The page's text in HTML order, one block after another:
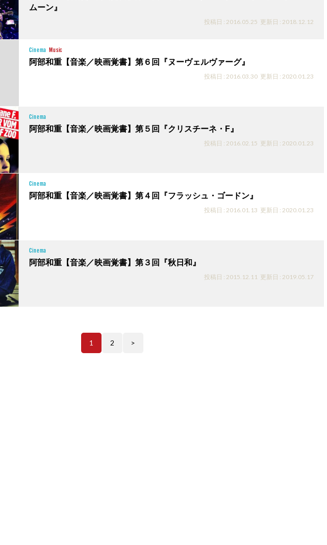
ムーン』
投稿日 : 2016.05.25 更新日 : 2018.12.12
Cinema Music
阿部和重【音楽／映画覚書】第６回『ヌーヴェルヴァーグ』
投稿日 : 2016.03.30 更新日 : 2020.01.23
Cinema
阿部和重【音楽／映画覚書】第５回『クリスチーネ・F』
投稿日 : 2016.02.15 更新日 : 2020.01.23
Cinema
阿部和重【音楽／映画覚書】第４回『フラッシュ・ゴードン』
投稿日 : 2016.01.13 更新日 : 2020.01.23
Cinema
阿部和重【音楽／映画覚書】第３回『秋日和』
投稿日 : 2015.12.11 更新日 : 2019.05.17
1 2 >